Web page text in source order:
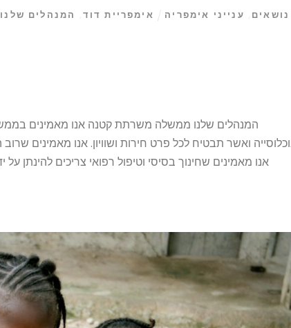
נושאים ענייני אימפריה אימפריית דוד המנהלים
המנהלים שלנו ממשלה משרתת קטנה אנו מאמינים
ואשר תבטיח לכל פרט חירות ושוויון. אנו מאמינים
אנו מאמינים שחינוך בסיסי וטיפול רפואי צריכים להינתן